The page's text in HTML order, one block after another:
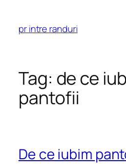
content
pr intre randuri
Tag: de ce
pantofii
De ce iubim